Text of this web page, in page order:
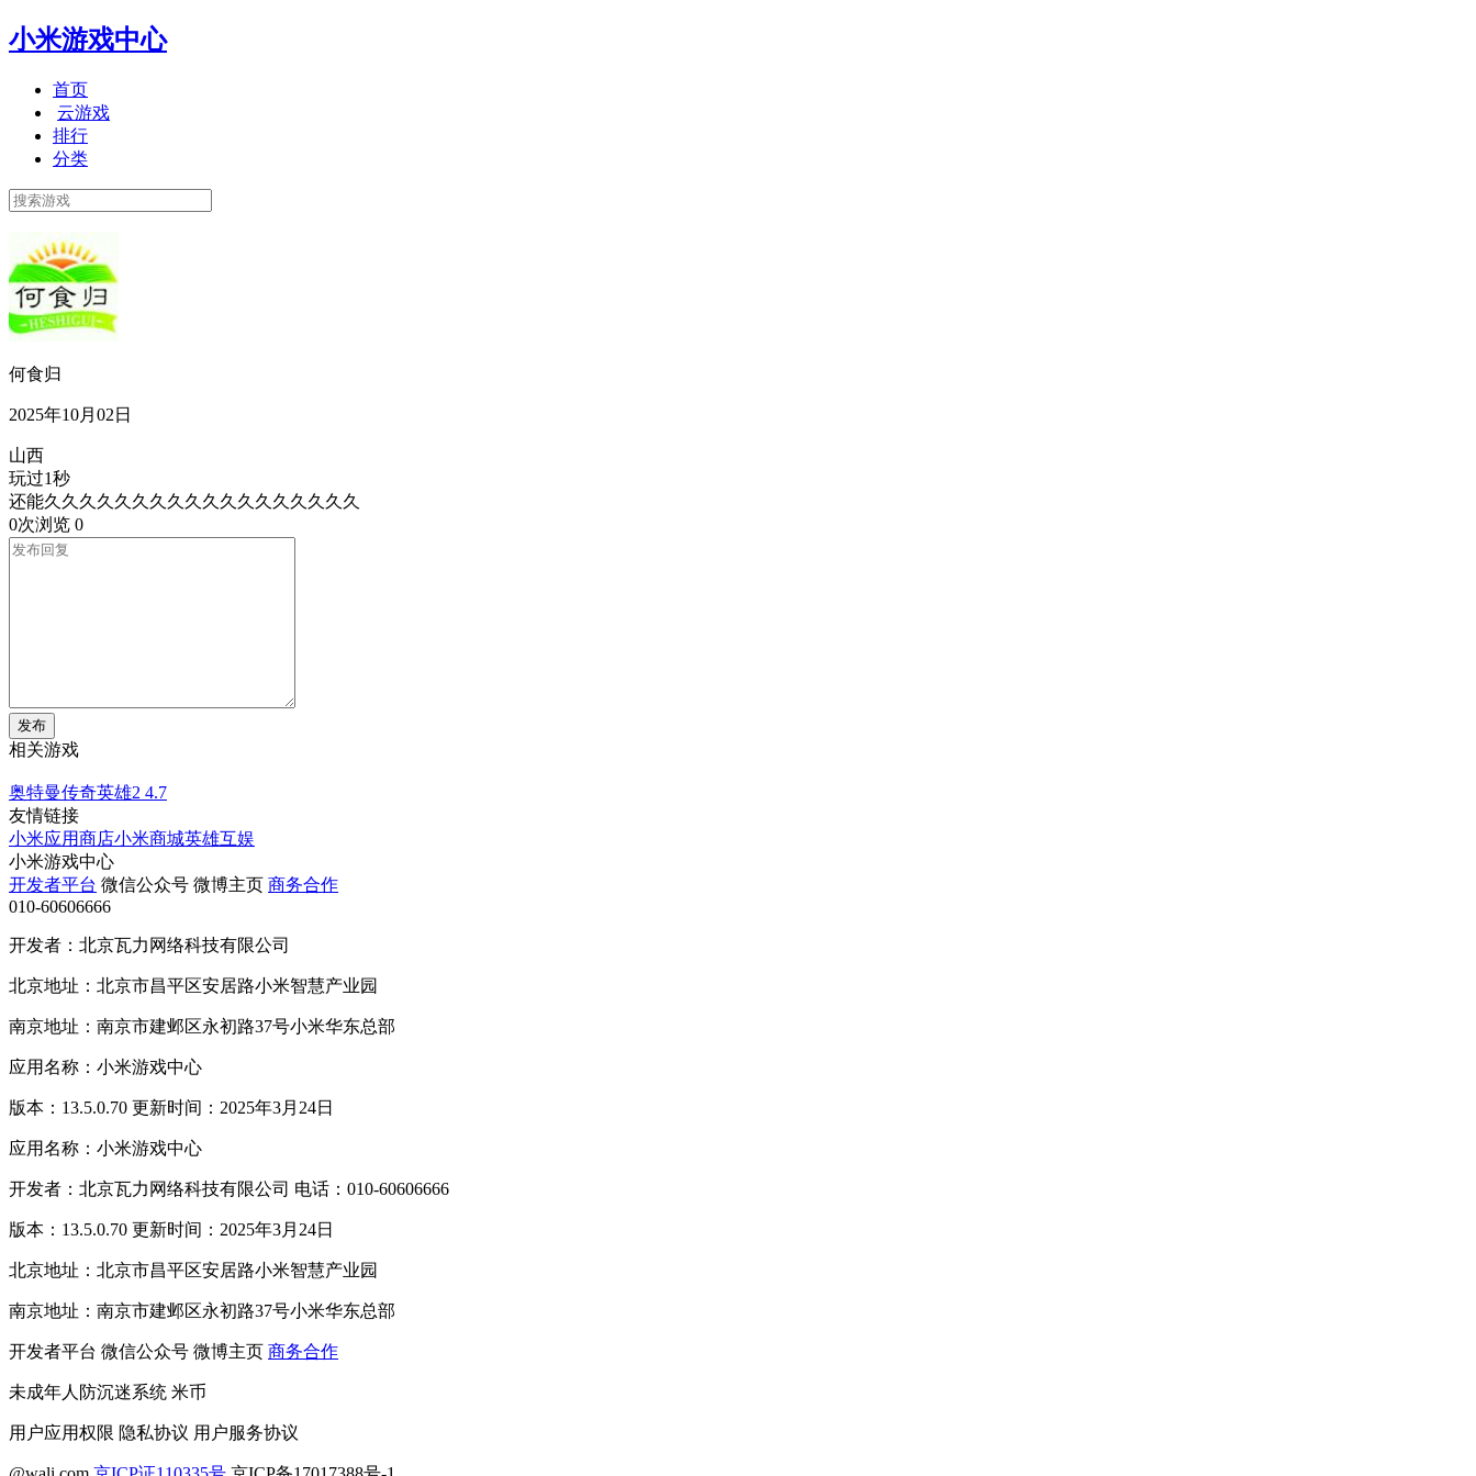
小米游戏中心
首页
云游戏
排行
分类
何食归
2025年10月02日
山西
玩过1秒
还能久久久久久久久久久久久久久久久久久久
0次浏览 0
发布
相关游戏
奥特曼传奇英雄2 4.7
友情链接
小米应用商店小米商城英雄互娱
小米游戏中心
开发者平台 微信公众号 微博主页 商务合作
010-60606666
开发者：北京瓦力网络科技有限公司
北京地址：北京市昌平区安居路小米智慧产业园
南京地址：南京市建邺区永初路37号小米华东总部
应用名称：小米游戏中心
版本：13.5.0.70 更新时间：2025年3月24日
应用名称：小米游戏中心
开发者：北京瓦力网络科技有限公司 电话：010-60606666
版本：13.5.0.70 更新时间：2025年3月24日
北京地址：北京市昌平区安居路小米智慧产业园
南京地址：南京市建邺区永初路37号小米华东总部
开发者平台 微信公众号 微博主页 商务合作
未成年人防沉迷系统 米币
用户应用权限 隐私协议 用户服务协议